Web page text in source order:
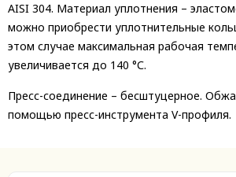
AISI 304. Материал уплотнения –
можно приобрести уплотнительные
этом случае максимальная рабочая
увеличивается до 140 °С.
Пресс-соединение – бесштуцерное.
помощью пресс-инструмента V-профиля.